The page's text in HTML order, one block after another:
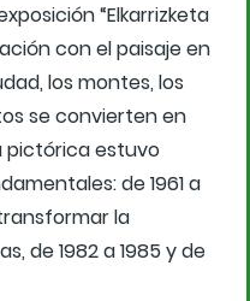
“Elkarrizketa
con el paisaje en
los montes, los
se convierten en
pictórica estuvo
de 1961 a
la
de 1982 a 1985 y de